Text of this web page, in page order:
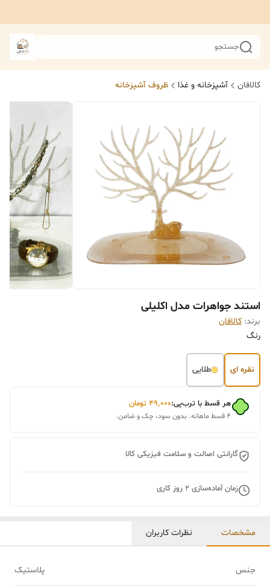
جستجو
کالافان آشپزخانه و غذا ظروف آشپزخانه
استند جواهرات مدل اکلیلی
برند: کالافان
رنگ
نقره ای طلایی
هر قسط با ترب‌پی:۴۹٬۰۰۰ تومان
۴ قسط ماهانه. بدون سود، چک و ضامن.
گارانتی اصالت و سلامت فیزیکی کالا
زمان آماده‌سازی 2 روز کاری
مشخصات نظرات کاربران
جنس پلاستیک